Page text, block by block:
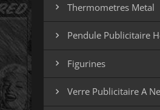
 Thermometres Metal
 Pendule Publicitaire
 Figurines
 Verre Publicitaire A